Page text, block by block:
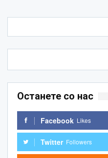
Останете со нас
Facebook Likes
Twitter Followers